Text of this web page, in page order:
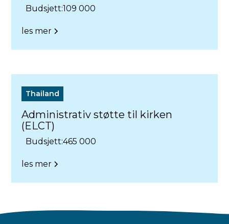
Budsjett:109 000
les mer
Thailand
Administrativ støtte til kirken
(ELCT)
Budsjett:465 000
les mer